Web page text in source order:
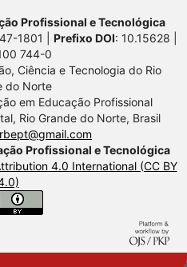
Profissional e Tecnológica
1801 | Prefixo DOI: 10.15628 |
744-0
Ciência e Tecnologia do Rio
do Norte
em Educação Profissional
Rio Grande do Norte, Brasil
Profissional e Tecnológica
4.0 International (CC BY